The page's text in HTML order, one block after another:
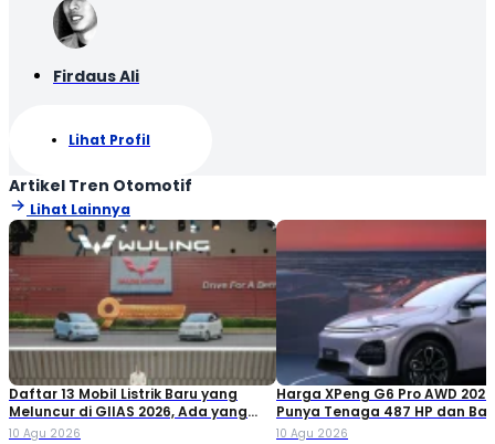
Firdaus Ali
Lihat Profil
Artikel Tren Otomotif
Lihat Lainnya
Daftar 13 Mobil Listrik Baru yang
Meluncur di GIIAS 2026, Ada yang
Cuma 150 Jutaan
10 Agu 2026
Harga XPeng G6 Pro AWD
Punya Tenaga 487 HP dan
80,8 kWh
10 Agu 2026